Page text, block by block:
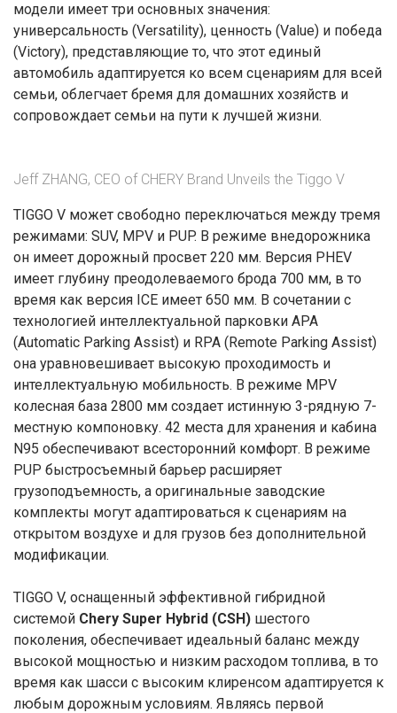
модели имеет три основных значения:
универсальность (Versatility), ценность (Value) и победа
(Victory), представляющие то, что этот единый
автомобиль адаптируется ко всем сценариям для всей
семьи, облегчает бремя для домашних хозяйств и
сопровождает семьи на пути к лучшей жизни.
Jeff ZHANG, CEO of CHERY Brand Unveils the Tiggo V
TIGGO V может свободно переключаться между тремя
режимами: SUV, MPV и PUP. В режиме внедорожника
он имеет дорожный просвет 220 мм. Версия PHEV
имеет глубину преодолеваемого брода 700 мм, в то
время как версия ICE имеет 650 мм. В сочетании с
технологией интеллектуальной парковки APA
(Automatic Parking Assist) и RPA (Remote Parking Assist)
она уравновешивает высокую проходимость и
интеллектуальную мобильность. В режиме MPV
колесная база 2800 мм создает истинную 3-рядную 7-
местную компоновку. 42 места для хранения и кабина
N95 обеспечивают всесторонний комфорт. В режиме
PUP быстросъемный барьер расширяет
грузоподъемность, а оригинальные заводские
комплекты могут адаптироваться к сценариям на
открытом воздухе и для грузов без дополнительной
модификации.
TIGGO V, оснащенный эффективной гибридной
системой Chery Super Hybrid (CSH) шестого
поколения, обеспечивает идеальный баланс между
высокой мощностью и низким расходом топлива, в то
время как шасси с высоким клиренсом адаптируется к
любым дорожным условиям. Являясь первой